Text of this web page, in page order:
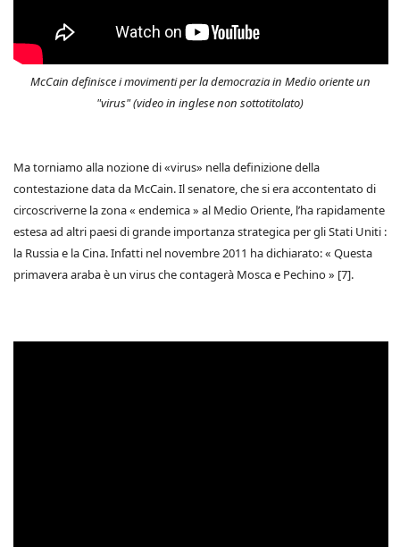
McCain definisce i movimenti per la democrazia in Medio oriente un
"virus" (video in inglese non sottotitolato)
Ma torniamo alla nozione di «virus» nella definizione della
contestazione data da McCain. Il senatore, che si era accontentato di
circoscriverne la zona « endemica » al Medio Oriente, l’ha rapidamente
estesa ad altri paesi di grande importanza strategica per gli Stati Uniti :
la Russia e la Cina. Infatti nel novembre 2011 ha dichiarato: « Questa
primavera araba è un virus che contagerà Mosca e Pechino » [7].